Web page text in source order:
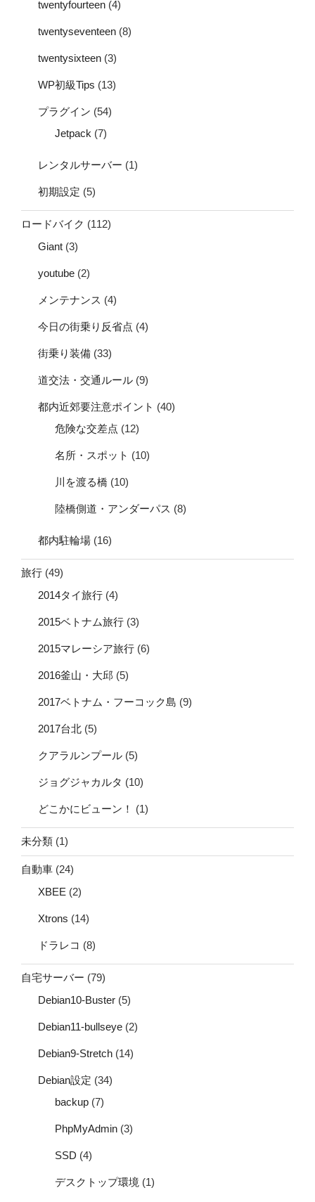
twentyfourteen (4)
twentyseventeen (8)
twentysixteen (3)
WP初級Tips (13)
プラグイン (54)
Jetpack (7)
レンタルサーバー (1)
初期設定 (5)
ロードバイク (112)
Giant (3)
youtube (2)
メンテナンス (4)
今日の街乗り反省点 (4)
街乗り装備 (33)
道交法・交通ルール (9)
都内近郊要注意ポイント (40)
危険な交差点 (12)
名所・スポット (10)
川を渡る橋 (10)
陸橋側道・アンダーパス (8)
都内駐輪場 (16)
旅行 (49)
2014タイ旅行 (4)
2015ベトナム旅行 (3)
2015マレーシア旅行 (6)
2016釜山・大邱 (5)
2017ベトナム・フーコック島 (9)
2017台北 (5)
クアラルンプール (5)
ジョグジャカルタ (10)
どこかにビューン！ (1)
未分類 (1)
自動車 (24)
XBEE (2)
Xtrons (14)
ドラレコ (8)
自宅サーバー (79)
Debian10-Buster (5)
Debian11-bullseye (2)
Debian9-Stretch (14)
Debian設定 (34)
backup (7)
PhpMyAdmin (3)
SSD (4)
デスクトップ環境 (1)